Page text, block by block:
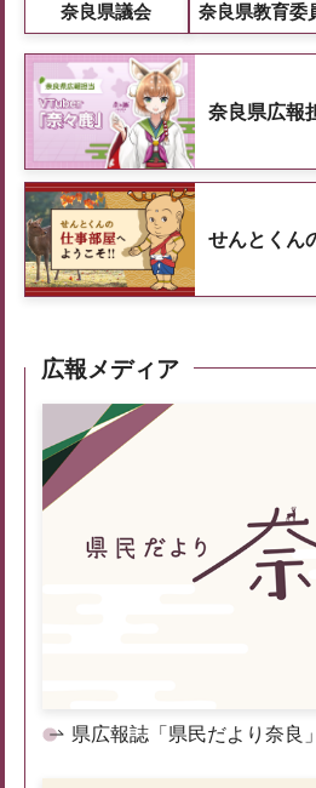
奈良県議会 奈良県教育委
奈良県広報
せんとくん
広報メディア
県広報誌「県民だより奈良」